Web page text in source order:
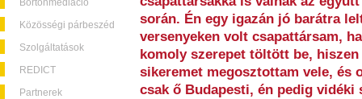
Börtönmediáció
Közösségi párbeszéd
Szolgáltatások
REDICT
Partnerek
során. Én egy igazán jó barátra
versenyeken volt csapattársam,
komoly szerepet töltött be,
sikeremet megosztottam vele, és
csak ő Budapesti, én pedig vidéki